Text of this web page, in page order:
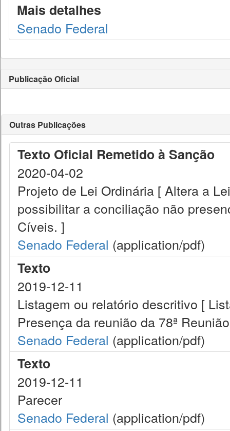
Mais detalhes
Senado Federal
Publicação Oficial
Outras Publicações
Texto Oficial Remetido à Sanção
2020-04-02
Projeto de Lei Ordinária [ Altera a
possibilitar a conciliação não
Cíveis. ]
Senado Federal (application/pdf)
Texto
2019-12-11
Listagem ou relatório descritivo [
Presença da reunião da 78ª
Senado Federal (application/pdf)
Texto
2019-12-11
Parecer
Senado Federal (application/pdf)